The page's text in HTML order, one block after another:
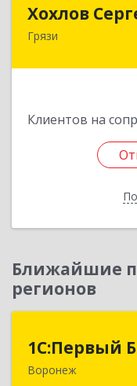
Хохлов
Грязи
Клиентов на
Ближайшие
регионов
1С:Первый
Воронеж
394006,